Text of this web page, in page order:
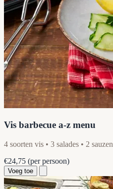
Vis barbecue a-z menu
4 soorten vis • 3 salades • 2 sauzen
€24,75 (per persoon)
Voeg toe